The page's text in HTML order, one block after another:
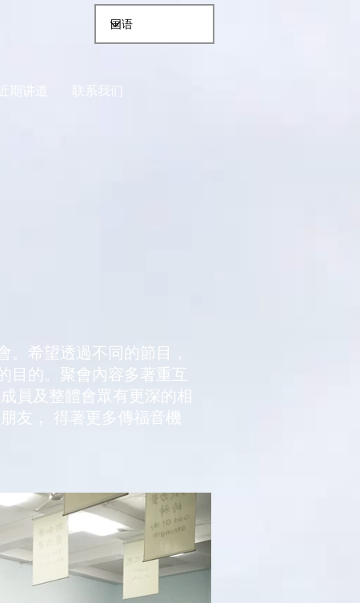
近期讲道 联系我们
。希望透過不同的節目，
目的。聚會內容多著重互
員及整體會眾有更深的相
友， 得著更多傳福音機